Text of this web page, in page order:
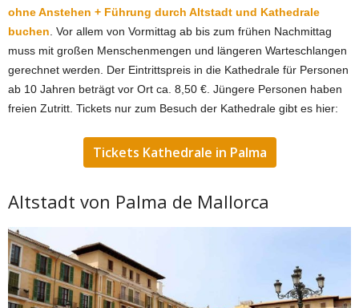
ohne Anstehen + Führung durch Altstadt und Kathedrale
buchen Vor allem von Vormittag ab bis zum frühen Nachmittag
muss mit großen Menschenmengen und längeren Warteschlangen
gerechnet werden. Der Eintrittspreis in die Kathedrale für Personen
ab 10 Jahren beträgt vor Ort ca. 8,50 €. Jüngere Personen haben
freien Zutritt. Tickets nur zum Besuch der Kathedrale gibt es hier:
Tickets Kathedrale in Palma
Altstadt von Palma de Mallorca